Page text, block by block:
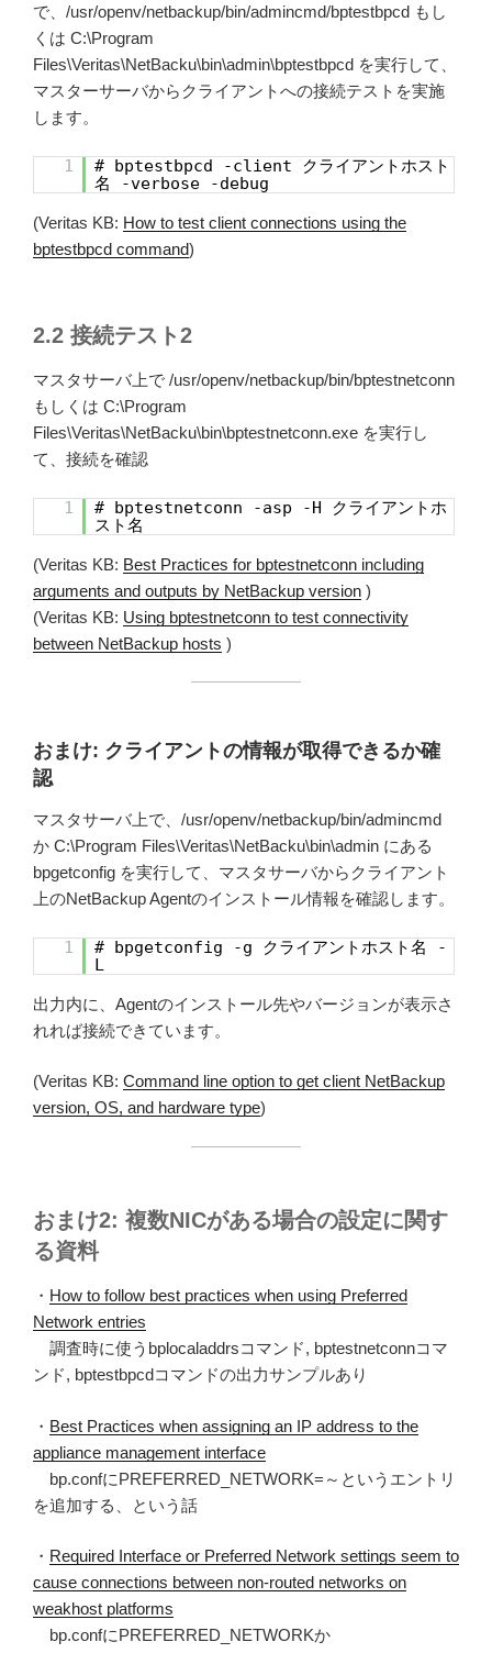
で、/usr/openv/netbackup/bin/admincmd/bptestbpcd もし
くは C:\Program
Files\Veritas\NetBacku\bin\admin\bptestbpcd を実行して、
マスターサーバからクライアントへの接続テストを実施
します。
1
# bptestbpcd -client クライアントホスト
名 -verbose -debug
(Veritas KB: How to test client connections using the
bptestbpcd command)
2.2 接続テスト2
マスタサーバ上で /usr/openv/netbackup/bin/bptestnetconn
もしくは C:\Program
Files\Veritas\NetBacku\bin\bptestnetconn.exe を実行し
て、接続を確認
1
# bptestnetconn -asp -H クライアントホ
スト名
(Veritas KB: Best Practices for bptestnetconn including
arguments and outputs by NetBackup version )
(Veritas KB: Using bptestnetconn to test connectivity
between NetBackup hosts )
おまけ: クライアントの情報が取得できるか確
認
マスタサーバ上で、/usr/openv/netbackup/bin/admincmd
か C:\Program Files\Veritas\NetBacku\bin\admin にある
bpgetconfig を実行して、マスタサーバからクライアント
上のNetBackup Agentのインストール情報を確認します。
1
# bpgetconfig -g クライアントホスト名 -
L
出力内に、Agentのインストール先やバージョンが表示さ
れれば接続できています。
(Veritas KB: Command line option to get client NetBackup
version, OS, and hardware type)
おまけ2: 複数NICがある場合の設定に関す
る資料
・ How to follow best practices when using Preferred
Network entries
調査時に使うbplocaladdrsコマンド, bptestnetconnコマ
ンド, bptestbpcdコマンドの出力サンプルあり
・ Best Practices when assigning an IP address to the
appliance management interface
bp.confにPREFERRED_NETWORK=～というエントリ
を追加する、という話
・ Required Interface or Preferred Network settings seem to
cause connections between non-routed networks on
weakhost platforms
bp.confにPREFERRED_NETWORKか